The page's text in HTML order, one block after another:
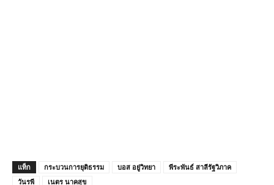
แท็ก กระบวนการยุติธรรม บอส อยู่วิทยา
พีระพันธ์ สาลีรัฐวิภาค
วันรพี
เนตร นาคสุข